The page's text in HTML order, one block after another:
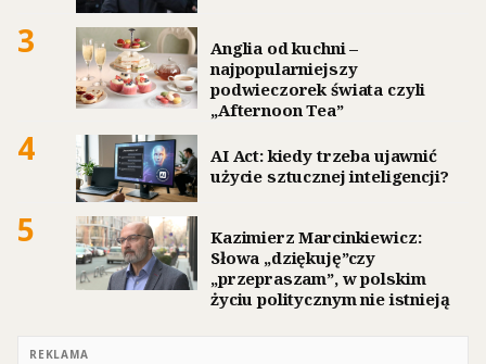
3
Anglia od kuchni –
najpopularniejszy
podwieczorek świata czyli
„Afternoon Tea”
4
AI Act: kiedy trzeba ujawnić
użycie sztucznej inteligencji?
5
Kazimierz Marcinkiewicz:
Słowa „dziękuję”czy
„przepraszam”, w polskim
życiu politycznym nie istnieją
REKLAMA